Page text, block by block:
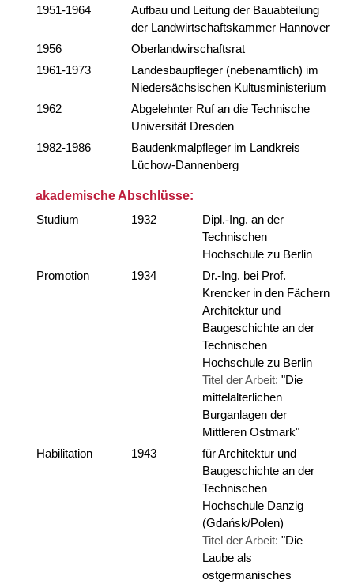
1951-1964
Aufbau und Leitung der Bauabteilung
der Landwirtschaftskammer Hannover
1956
Oberlandwirschaftsrat
1961-1973
Landesbaupfleger (nebenamtlich) im
Niedersächsischen Kultusministerium
1962
Abgelehnter Ruf an die Technische
Universität Dresden
1982-1986
Baudenkmalpfleger im Landkreis
Lüchow-Dannenberg
akademische Abschlüsse:
Studium
1932
Dipl.-Ing. an der
Technischen
Hochschule zu Berlin
Promotion
1934
Dr.-Ing. bei Prof.
Krencker in den Fächern
Architektur und
Baugeschichte an der
Technischen
Hochschule zu Berlin
Titel der Arbeit: "Die
mittelalterlichen
Burganlagen der
Mittleren Ostmark"
Habilitation
1943
für Architektur und
Baugeschichte an der
Technischen
Hochschule Danzig
(Gdańsk/Polen)
Titel der Arbeit: "Die
Laube als
ostgermanisches